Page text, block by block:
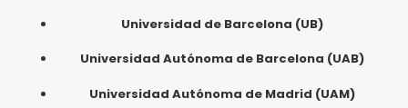
Universidad de Barcelona (UB)
Universidad Autónoma de Barcelona (UAB)
Universidad Autónoma de Madrid (UAM)